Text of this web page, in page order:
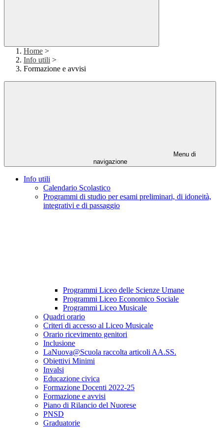
Home >
Info utili >
Formazione e avvisi
Menu di
navigazione
Info utili
Calendario Scolastico
Programmi di studio per esami preliminari, di idoneità,
integrativi e di passaggio
Programmi Liceo delle Scienze Umane
Programmi Liceo Economico Sociale
Programmi Liceo Musicale
Quadri orario
Criteri di accesso al Liceo Musicale
Orario ricevimento genitori
Inclusione
LaNuova@Scuola raccolta articoli AA.SS.
Obiettivi Minimi
Invalsi
Educazione civica
Formazione Docenti 2022-25
Formazione e avvisi
Piano di Rilancio del Nuorese
PNSD
Graduatorie